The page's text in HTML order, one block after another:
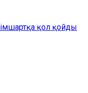
қол қойды